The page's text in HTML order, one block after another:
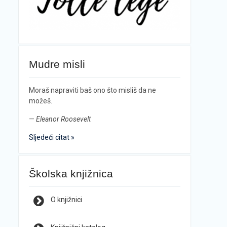
Mudre misli
Moraš napraviti baš ono što misliš da ne
možeš.
— Eleanor Roosevelt
Sljedeći citat »
Školska knjižnica
O knjižnici